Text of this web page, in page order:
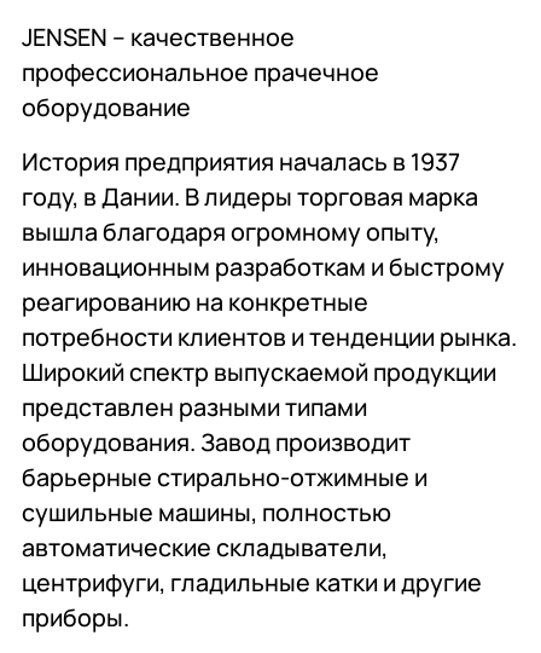
JENSEN – качественное
профессиональное прачечное
оборудование
История предприятия началась в 1937
году, в Дании. В лидеры торговая марка
вышла благодаря огромному опыту,
инновационным разработкам и быстрому
реагированию на конкретные
потребности клиентов и тенденции рынка.
Широкий спектр выпускаемой продукции
представлен разными типами
оборудования. Завод производит
барьерные стирально-отжимные и
сушильные машины, полностью
автоматические складыватели,
центрифуги, гладильные катки и другие
приборы.